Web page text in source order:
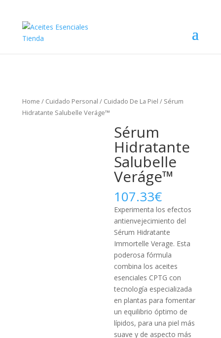
Home / Cuidado Personal / Cuidado De La Piel / Sérum
Hidratante Salubelle Veráge™
Sérum
Hidratante
Salubelle
Veráge™
107.33€
Experimenta los efectos
antienvejecimiento del
Sérum Hidratante
Immortelle Verage. Esta
poderosa fórmula
combina los aceites
esenciales CPTG con
tecnología especializada
en plantas para fomentar
un equilibrio óptimo de
lípidos, para una piel más
suave y de aspecto más